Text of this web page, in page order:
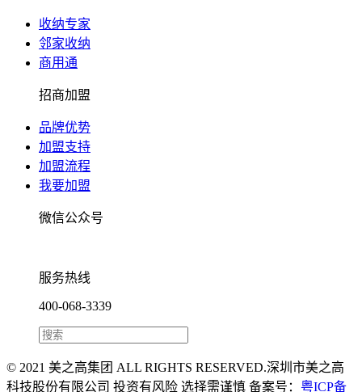
收纳专家
邻家收纳
商用通
招商加盟
品牌优势
加盟支持
加盟流程
我要加盟
微信公众号
服务热线
400-068-3339
© 2021 美之高集团 ALL RIGHTS RESERVED.深圳市美之高
科技股份有限公司 投资有风险 选择需谨慎 备案号： 粤ICP备